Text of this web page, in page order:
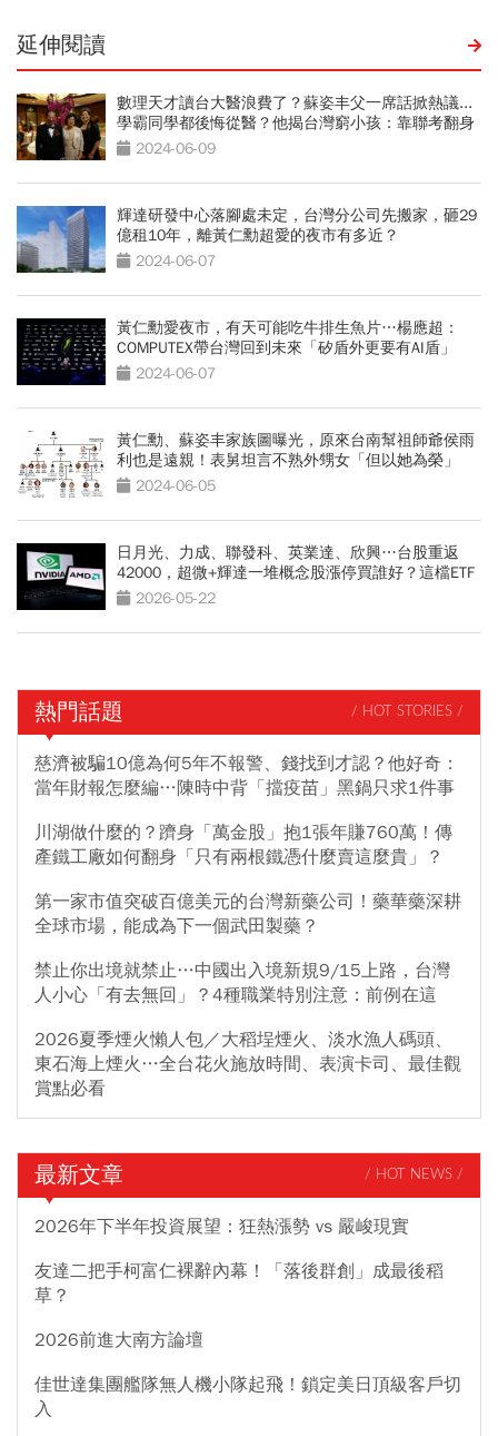
延伸閱讀
數理天才讀台大醫浪費了？蘇姿丰父一席話掀熱議...
學霸同學都後悔從醫？他揭台灣窮小孩：靠聯考翻身
2024-06-09
輝達研發中心落腳處未定，台灣分公司先搬家，砸29
億租10年，離黃仁勳超愛的夜市有多近？
2024-06-07
黃仁勳愛夜市，有天可能吃牛排生魚片…楊應超：
COMPUTEX帶台灣回到未來「矽盾外更要有AI盾」
2024-06-07
黃仁勳、蘇姿丰家族圖曝光，原來台南幫祖師爺侯雨
利也是遠親！表舅坦言不熟外甥女「但以她為榮」
2024-06-05
日月光、力成、聯發科、英業達、欣興…台股重返
42000，超微+輝達一堆概念股漲停買誰好？這檔ETF
全打包
2026-05-22
熱門話題 / HOT STORIES /
慈濟被騙10億為何5年不報警、錢找到才認？他好奇：
當年財報怎麼編…陳時中背「擋疫苗」黑鍋只求1件事
川湖做什麼的？躋身「萬金股」抱1張年賺760萬！傳
產鐵工廠如何翻身「只有兩根鐵憑什麼賣這麼貴」？
第一家市值突破百億美元的台灣新藥公司！藥華藥深耕
全球市場，能成為下一個武田製藥？
禁止你出境就禁止…中國出入境新規9/15上路，台灣
人小心「有去無回」？4種職業特別注意：前例在這
2026夏季煙火懶人包／大稻埕煙火、淡水漁人碼頭、
東石海上煙火…全台花火施放時間、表演卡司、最佳觀
賞點必看
最新文章 / HOT NEWS /
2026年下半年投資展望：狂熱漲勢 vs 嚴峻現實
友達二把手柯富仁裸辭內幕！「落後群創」成最後稻
草？
2026前進大南方論壇
佳世達集團艦隊無人機小隊起飛！鎖定美日頂級客戶切
入